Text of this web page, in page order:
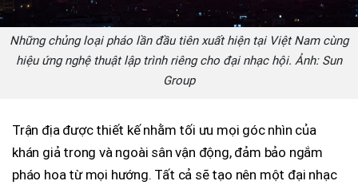
Những chủng loại pháo lần đầu tiên xuất hiện tại Việt Nam cùng
hiệu ứng nghệ thuật lập trình riêng cho đại nhạc hội. Ảnh: Sun
Group
Trận địa được thiết kế nhằm tối ưu mọi góc nhìn của
khán giả trong và ngoài sân vận động, đảm bảo ngắm
pháo hoa từ mọi hướng. Tất cả sẽ tạo nên một đại nhạc